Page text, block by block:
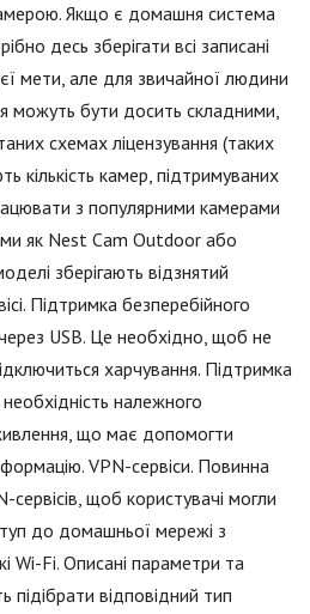
Якщо є домашня система
десь зберігати всі записані
мети, але для звичайної людини
можуть бути досить складними,
схемах ліцензування (таких
кількість камер, підтримуваних
з популярними камерами
як Nest Cam Outdoor або
зберігають відзнятий
Підтримка безперебійного
USB. Це необхідно, щоб не
харчування. Підтримка
належного
що має допомогти
VPN-сервіси. Повинна
сервісів, щоб користувачі могли
до домашньої мережі з
Wi-Fi. Описані параметри та
відповідний тип